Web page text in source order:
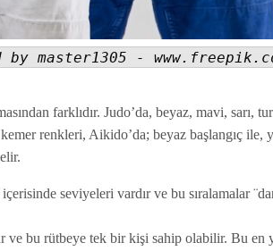
master1305 -
farklıdır. Judo’da, beyaz, mavi, sarı,
renkleri, Aikido’da; beyaz başlangıç ile,
seviyeleri vardır ve bu sıralamalar
ve bu rütbeye tek bir kişi sahip olabilir. Bu en